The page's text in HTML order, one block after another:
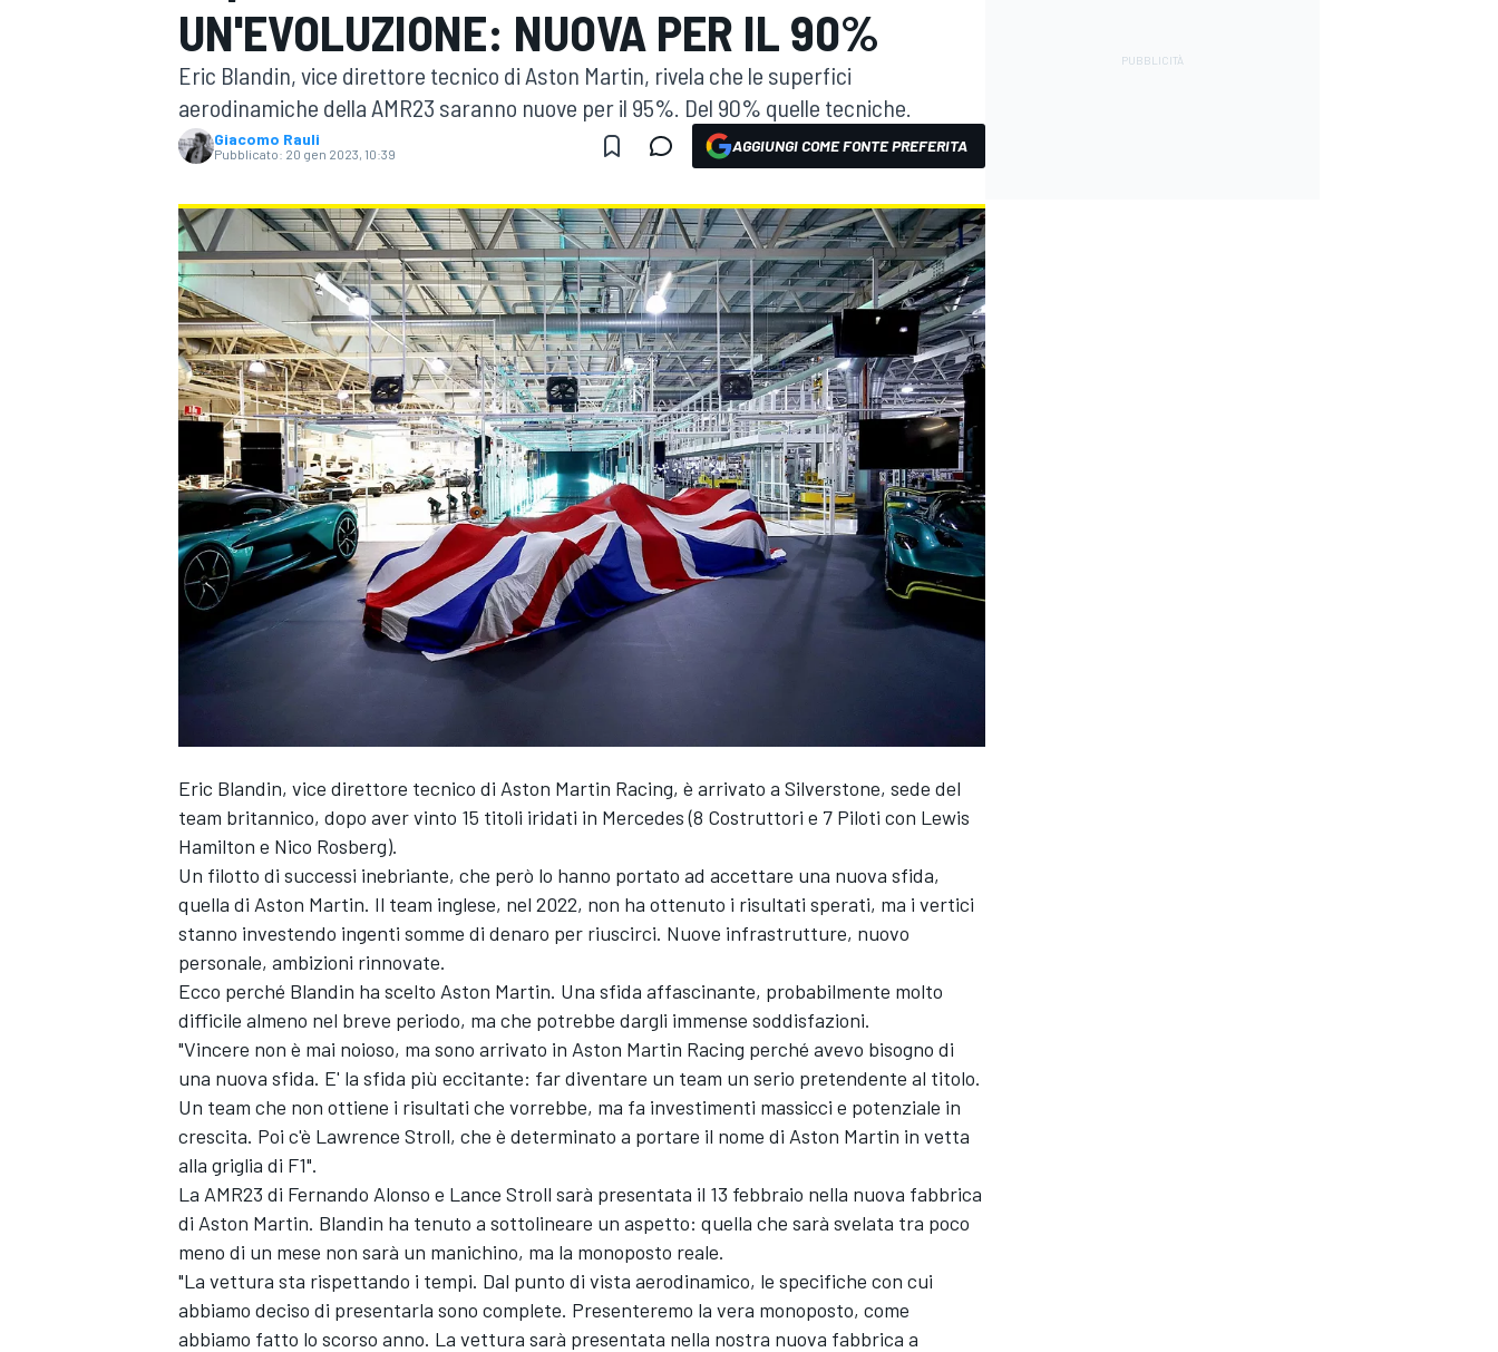
MOTOGP WEC
WRC
MONOPOSTO
UN'EVOLUZIONE: NUOVA PER IL 90%
Eric Blandin, vice direttore tecnico di Aston Martin, rivela che le superfici
aerodinamiche della AMR23 saranno nuove per il 95%. Del 90% quelle tecniche.
Giacomo Rauli
Pubblicato: 20 gen 2023, 10:39 AGGIUNGI COME FONTE PREFERITA
Eric Blandin, vice direttore tecnico di Aston Martin Racing, è arrivato a Silverstone, sede del
team britannico, dopo aver vinto 15 titoli iridati in Mercedes(8 Costruttori e 7 Piloti con Lewis
Hamilton e Nico Rosberg).
Un filotto di successi inebriante, che però lo hanno portato ad accettare una nuova sfida,
quella di Aston Martin. Il team inglese, nel 2022, non ha ottenuto i risultati sperati, ma i vertici
stanno investendo ingenti somme di denaro per riuscirci. Nuove infrastrutture, nuovo
personale, ambizioni rinnovate.
Ecco perché Blandin ha scelto Aston Martin. Una sfida affascinante, probabilmente molto
difficile almeno nel breve periodo, ma che potrebbe dargli immense soddisfazioni.
"Vincere non è mai noioso, ma sono arrivato in Aston Martin Racing perché avevo bisogno di
una nuova sfida. E' la sfida più eccitante: far diventare un team un serio pretendente al titolo.
Un team che non ottiene i risultati che vorrebbe, ma fa investimenti massicci e potenziale in
crescita. Poi c'è Lawrence Stroll, che è determinato a portare il nome di Aston Martin in vetta
alla griglia di F1".
La AMR23 di Fernando Alonso e Lance Stroll sarà presentata il 13 febbraio nella nuova fabbrica
di Aston Martin. Blandin ha tenuto a sottolineare un aspetto: quella che sarà svelata tra poco
meno di un mese non sarà un manichino, ma la monoposto reale.
"La vettura sta rispettando i tempi. Dal punto di vista aerodinamico, le specifiche con cui
abbiamo deciso di presentarla sono complete. Presenteremo la vera monoposto, come
abbiamo fatto lo scorso anno. La vettura sarà presentata nella nostra nuova fabbrica a